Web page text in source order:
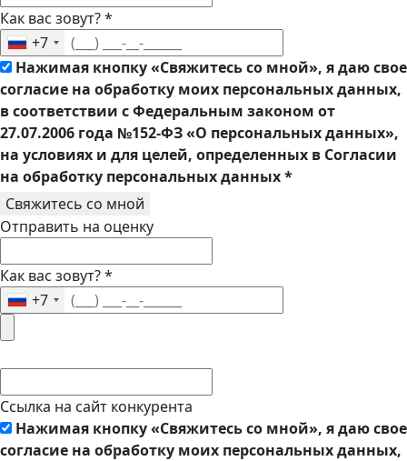
Как вас зовут?*
+7
Нажимая кнопку «Свяжитесь со мной», я даю свое
согласие на обработку моих персональных данных,
в соответствии с Федеральным законом от
27.07.2006 года №152-ФЗ «О персональных данных»,
на условиях и для целей, определенных в Согласии
на обработку персональных данных*
Свяжитесь со мной
Отправить на оценку
Как вас зовут?*
+7
Ссылка на сайт конкурента
Нажимая кнопку «Свяжитесь со мной», я даю свое
согласие на обработку моих персональных данных,